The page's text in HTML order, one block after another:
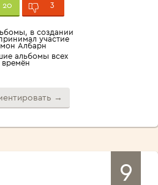
20 3
в создании
участие
Албарн
альбомы всех
времён
→
9